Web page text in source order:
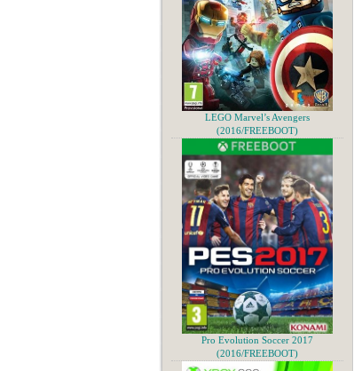
LEGO Marvel’s Avengers
(2016/FREEBOOT)
Pro Evolution Soccer 2017
(2016/FREEBOOT)